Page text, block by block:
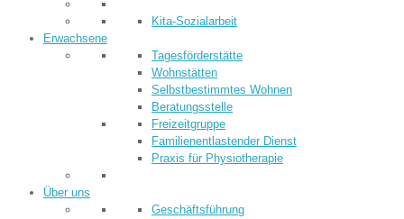
Kita-Sozialarbeit
Erwachsene
Tagesförderstätte
Wohnstätten
Selbstbestimmtes Wohnen
Beratungsstelle
Freizeitgruppe
Familienentlastender Dienst
Praxis für Physiotherapie
Über uns
Geschäftsführung